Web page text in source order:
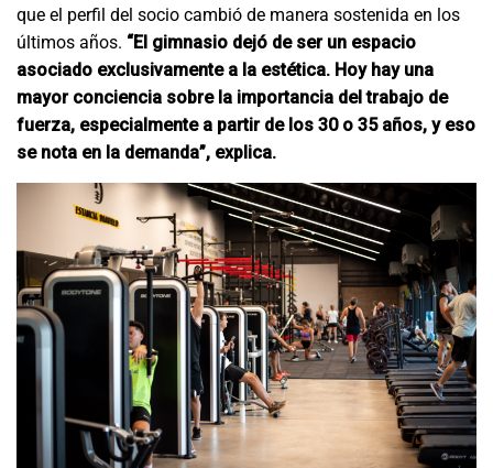
que el perfil del socio cambió de manera sostenida en los
últimos años. “El gimnasio dejó de ser un espacio
asociado exclusivamente a la estética. Hoy hay una
mayor conciencia sobre la importancia del trabajo de
fuerza, especialmente a partir de los 30 o 35 años, y eso
se nota en la demanda”, explica.